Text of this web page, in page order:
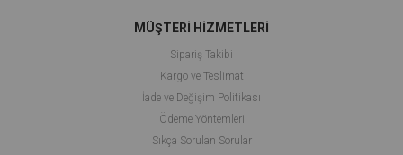
MÜŞTERİ HİZMETLERİ
Sipariş Takibi
Kargo ve Teslimat
İade ve Değişim Politikası
Ödeme Yöntemleri
Sıkça Sorulan Sorular